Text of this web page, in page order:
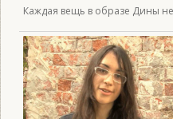
Каждая вещь в образе Дины